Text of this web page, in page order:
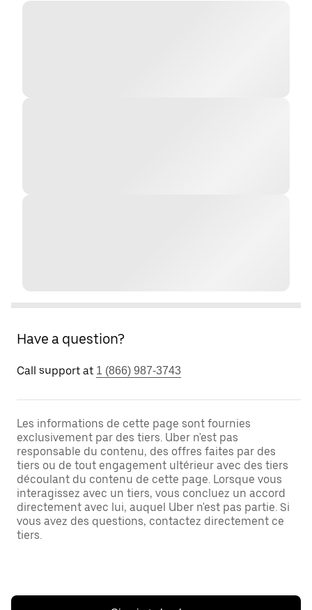
Have a question?
Call support at 1 (866) 987-3743
Les informations de cette page sont fournies
exclusivement par des tiers. Uber n'est pas
responsable du contenu, des offres faites par des
tiers ou de tout engagement ultérieur avec des tiers
découlant du contenu de cette page. Lorsque vous
interagissez avec un tiers, vous concluez un accord
directement avec lui, auquel Uber n'est pas partie. Si
vous avez des questions, contactez directement ce
tiers.